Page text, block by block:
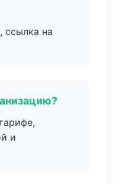
ссылка на
и